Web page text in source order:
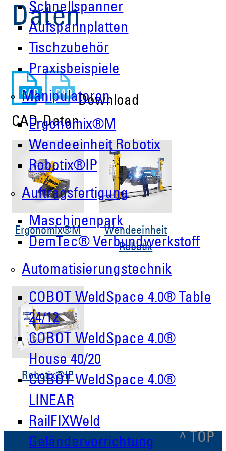
Schnellspanner
Aufspannplatten
Tischzubehör
Praxisbeispiele
Manipulatoren
Ergonomix®M
Wendeeinheit Robotix
Robotix®IP
Auftragsfertigung
Maschinenpark
DemTec® Verbundwerkstoff
Automatisierungstechnik
COBOT WeldSpace 4.0® Table
24/12
COBOT WeldSpace 4.0®
House 40/20
COBOT WeldSpace 4.0®
LINEAR
RailFIXWeld
Geländervorrichtung
Daten
Download
CAD-Daten
Ergonomix®M
Wendeeinheit
Robotix
Robotix®IP
^ TOP